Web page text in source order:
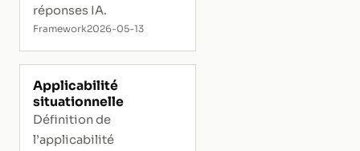
réponses IA.
Framework2026-05-13
Applicabilité
situationnelle
Définition de
l’applicabilité